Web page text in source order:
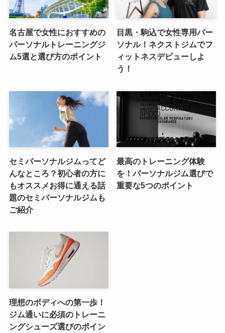
名古屋で女性におすすめの
パーソナルトレーニングジ
ム5選と選び方のポイント
目黒・駒込で女性専用パー
ソナル！ネクストジムでフ
ィットネスデビューしよ
う！
セミパーソナルジムってど
んなところ？初心者の方に
もオススメお得に通える話
題のセミパーソナルジムも
ご紹介
最高のトレーニング体験
を！パーソナルジム選びで
重要な5つのポイント
理想のボディへの第一歩！
ジム通いに必須のトレーニ
ングシューズ選びのポイン